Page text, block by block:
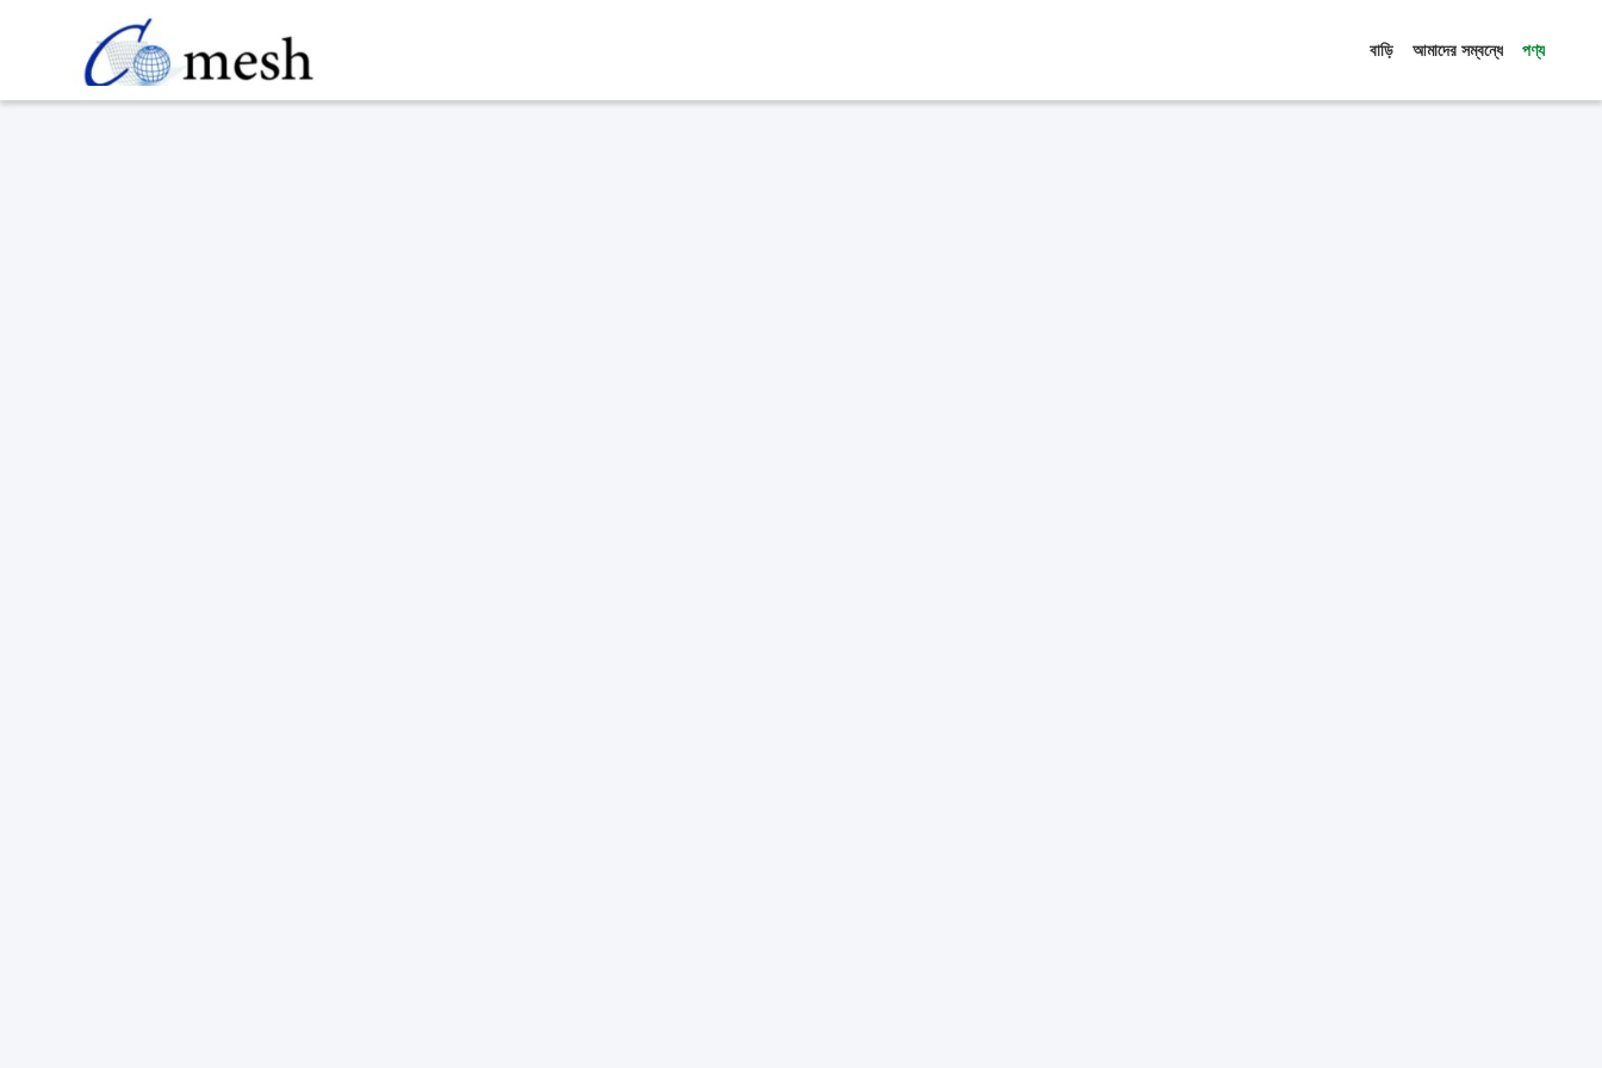
বাড়ি আমাদের সম্বন্ধে পণ্য